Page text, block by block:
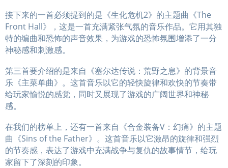
接下来的一首必须提到的是《生化危机2》的主题曲《The
Front Hall》，这是一首充满紧张气氛的音乐作品。它用其独
特的编曲和恐怖的声音效果，为游戏的恐怖氛围增添了一分
神秘感和刺激感。
第三首要介绍的是来自《塞尔达传说：荒野之息》的背景音
乐《主菜单曲》。这首音乐以它的轻快旋律和欢快的节奏带
给玩家愉悦的感觉，同时又展现了游戏的广阔世界和神秘
感。
在我们的榜单上，还有一首来自《合金装备V：幻痛》的主题
曲《Sins of the Father》。这首音乐以它激昂的旋律和强烈
的节奏感，表达了游戏中充满战争与复仇的故事情节，给玩
家留下了深刻的印象。